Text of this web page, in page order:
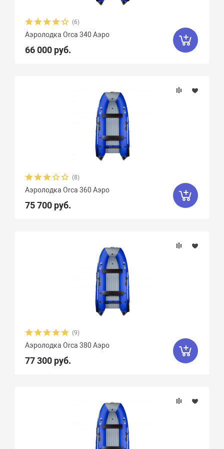
Материал
Крепление сидений
(6)
Аэролодка Orca 340 Аэро
66 000 руб.
(8)
Аэролодка Orca 360 Аэро
75 700 руб.
(9)
Аэролодка Orca 380 Аэро
77 300 руб.